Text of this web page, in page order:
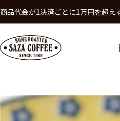
商品代金が1決済ごとに1万円を超え